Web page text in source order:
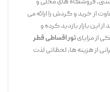
فروشگاه‌ های محلی و
خرید و گردش را ارائه می
بازار بازدید کرده و
تور اقساطی قطر
‌ها، لحظاتی لذت